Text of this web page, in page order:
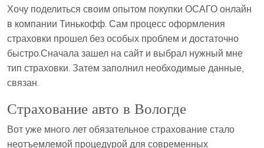
Хочу поделиться своим опытом покупки ОСАГО онлайн
в компании Тинькофф. Сам процесс оформления
страховки прошел без особых проблем и достаточно
быстро.Сначала зашел на сайт и выбрал нужный мне
тип страховки. Затем заполнил необходимые данные,
связан.
Страхование авто в Вологде
Вот уже много лет обязательное страхование стало
неотъемлемой процедурой для современных